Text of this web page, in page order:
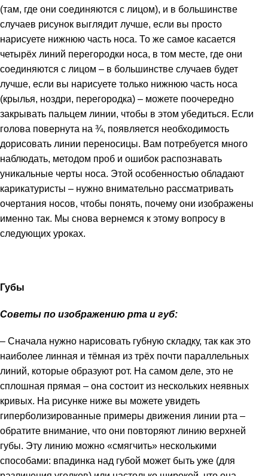
(там, где они соединяются с лицом), и в большинстве
случаев рисунок выглядит лучше, если вы просто
нарисуете нижнюю часть носа. То же самое касается
четырёх линий перегородки носа, в том месте, где они
соединяются с лицом – в большинстве случаев будет
лучше, если вы нарисуете только нижнюю часть носа
(крылья, ноздри, перегородка) – можете поочередно
закрывать пальцем линии, чтобы в этом убедиться. Если
голова повернута на ¾, появляется необходимость
дорисовать линии переносицы. Вам потребуется много
наблюдать, методом проб и ошибок распознавать
уникальные черты носа. Этой особенностью обладают
карикатуристы – нужно внимательно рассматривать
очертания носов, чтобы понять, почему они изображены
именно так. Мы снова вернемся к этому вопросу в
следующих уроках.
Губы
Советы по изображению рта и губ:
– Сначала нужно нарисовать губную складку, так как это
наиболее линная и тёмная из трёх почти параллельных
линий, которые образуют рот. На самом деле, это не
сплошная прямая – она состоит из нескольких неявных
кривых. На рисунке ниже вы можете увидеть
гиперболизированные примеры движения линии рта –
обратите внимание, что они повторяют линию верхней
губы. Эту линию можно «смягчить» несколькими
способами: впадинка над губой может быть уже (для